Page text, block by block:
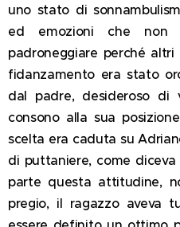
uno stato di
ed emozioni che
padroneggiare perché
fidanzamento era stato
dal padre, desideroso di
consono alla sua
scelta era caduta su
di puttaniere, come
parte questa attitudine,
pregio, il ragazzo aveva